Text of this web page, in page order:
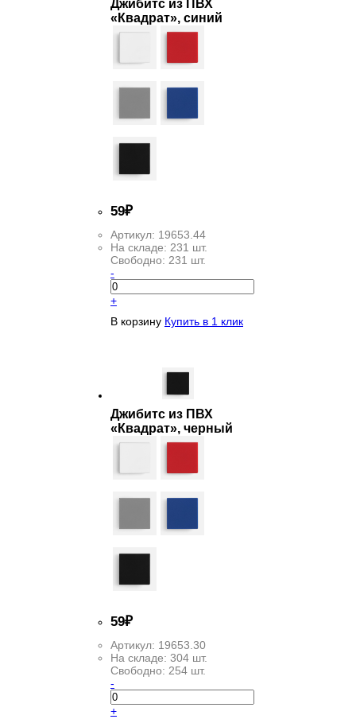
Джибитс из ПВХ
«Квадрат», синий
59₽
Артикул: 19653.44
На складе: 231 шт.
Свободно: 231 шт.
-
+
В корзину Купить в 1 клик
Джибитс из ПВХ
«Квадрат», черный
59₽
Артикул: 19653.30
На складе: 304 шт.
Свободно: 254 шт.
-
+